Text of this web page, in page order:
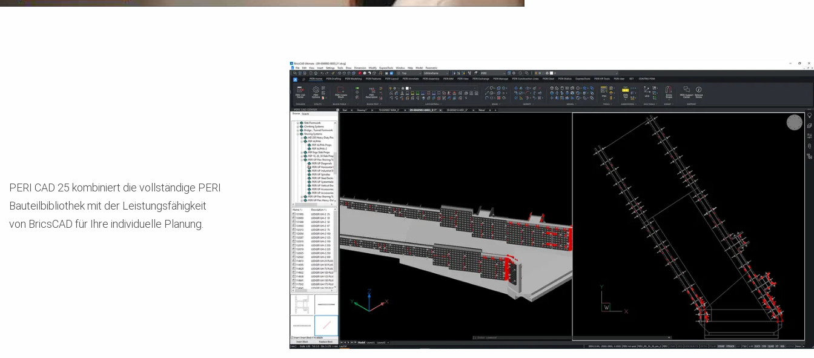
PERI CAD 25 kombiniert die vollständige PERI
Bauteilbibliothek mit der Leistungsfähigkeit
von BricsCAD für Ihre individuelle Planung.